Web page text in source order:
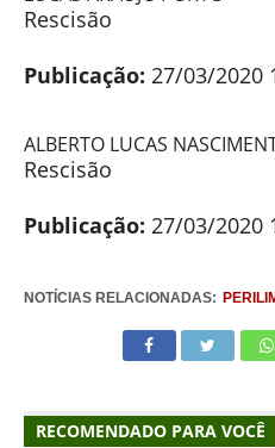
Rescisão
Publicação: 27/03/2020
ALBERTO LUCAS
Rescisão
Publicação: 27/03/2020
NOTÍCIAS RELACIONADAS:
RECOMENDADO PARA VOCÊ